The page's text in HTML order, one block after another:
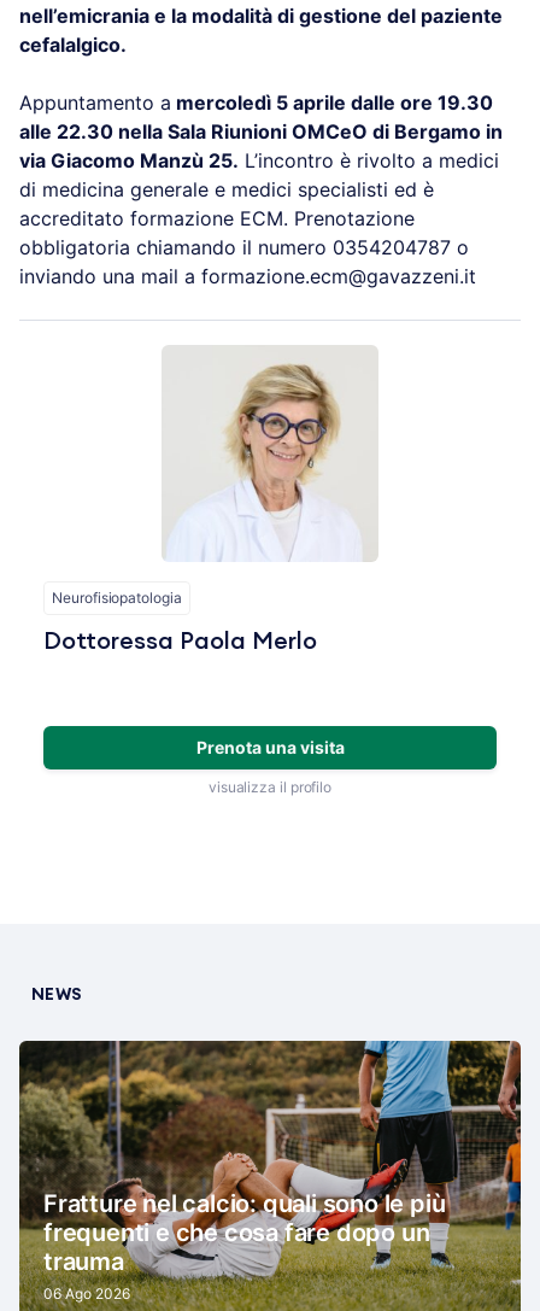
nell’emicrania e la modalità di gestione del paziente
cefalalgico.
Appuntamento a mercoledì 5 aprile dalle ore 19.30
alle 22.30 nella Sala Riunioni OMCeO di Bergamo in
via Giacomo Manzù 25. L’incontro è rivolto a medici
di medicina generale e medici specialisti ed è
accreditato formazione ECM. Prenotazione
obbligatoria chiamando il numero 0354204787 o
inviando una mail a formazione.ecm@gavazzeni.it
Neurofisiopatologia
Dottoressa Paola Merlo
Prenota una visita
visualizza il profilo
NEWS
Fratture nel calcio: quali sono le più
frequenti e che cosa fare dopo un
trauma
06 Ago 2026